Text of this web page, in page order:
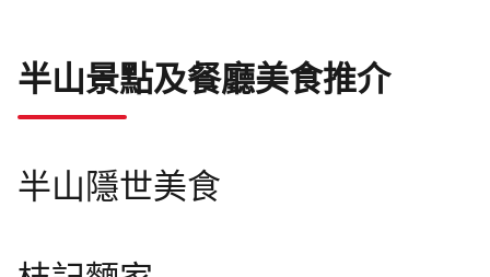
半山景點及餐廳美食推介
半山隱世美食